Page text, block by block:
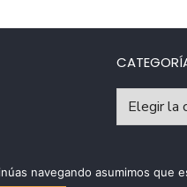
navegando asumimos que